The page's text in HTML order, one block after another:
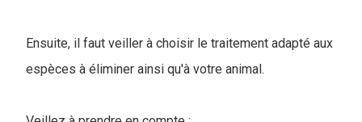
Ensuite, il faut veiller à choisir le traitement adapté aux
espèces à éliminer ainsi qu'à votre animal.